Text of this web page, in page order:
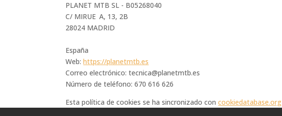
PLANET MTB SL - B05268040
C/ MIRUE A, 13, 2B
28024 MADRID
España
Web:https://planetmtb.es
Correo electrónico:tecnica@planetmtb.es
Número de teléfono: 670 616 626
Esta política de cookies se ha sincronizado concookiedatabase.org